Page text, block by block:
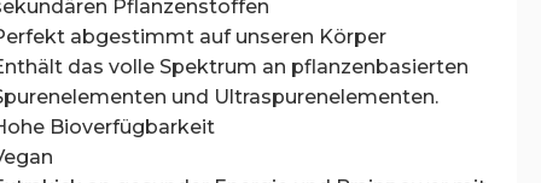
Pflanzenstoffen
abgestimmt auf unseren Körper
das volle Spektrum an pflanzenbasierten
und Ultraspurenelementen.
Bioverfügbarkeit